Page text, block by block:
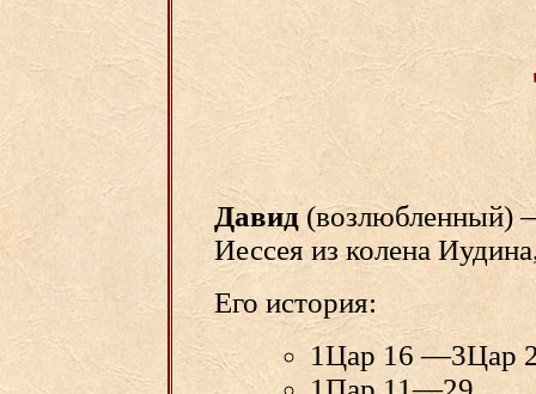
Давид (возлюбленный)
Иессея из колена
Его история:
1Цар 16 —3Цар